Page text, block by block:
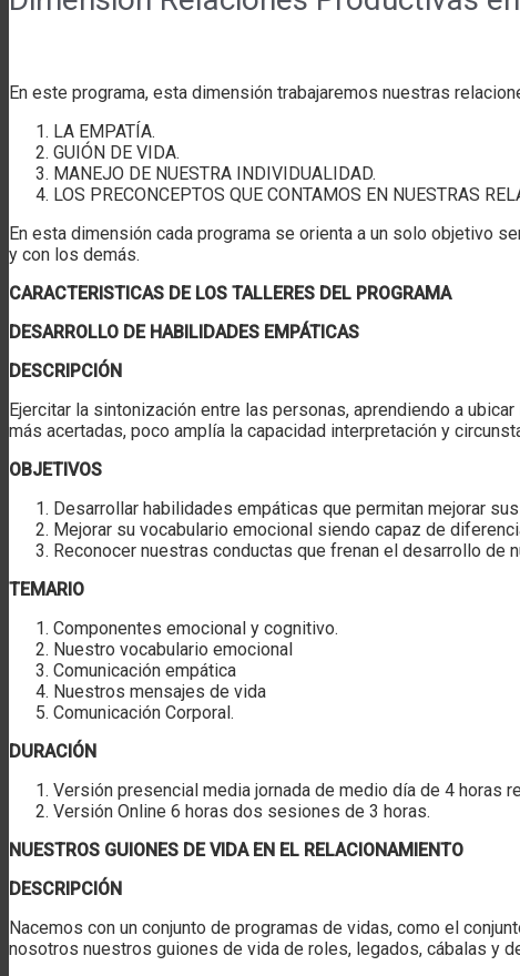
En este programa, esta dimensión trabajaremos nuestras
LA EMPATÍA.
GUIÓN DE VIDA.
MANEJO DE NUESTRA INDIVIDUALIDAD.
LOS PRECONCEPTOS QUE CONTAMOS EN NUESTRAS
En esta dimensión cada programa se orienta a un solo objetivo
y con los demás.
CARACTERISTICAS DE LOS TALLERES DEL PROGRAMA
DESARROLLO DE HABILIDADES EMPÁTICAS
DESCRIPCIÓN
Ejercitar la sintonización entre las personas, aprendiendo a
más acertadas, poco amplía la capacidad interpretación y
OBJETIVOS
Desarrollar habilidades empáticas que permitan mejorar
Mejorar su vocabulario emocional siendo capaz de
Reconocer nuestras conductas que frenan el desarrollo de
TEMARIO
Componentes emocional y cognitivo.
Nuestro vocabulario emocional
Comunicación empática
Nuestros mensajes de vida
Comunicación Corporal.
DURACIÓN
Versión presencial media jornada de medio día de 4 horas
Versión Online 6 horas dos sesiones de 3 horas.
NUESTROS GUIONES DE VIDA EN EL RELACIONAMIENTO
DESCRIPCIÓN
Nacemos con un conjunto de programas de vidas, como el
nosotros nuestros guiones de vida de roles, legados, cábalas y